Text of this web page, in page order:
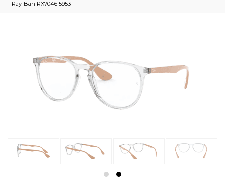
Ray-Ban RX7046 5953